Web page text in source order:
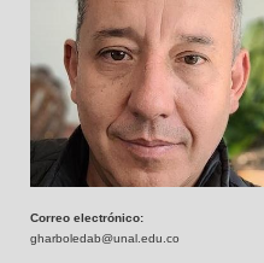
Correo electrónico:
gharboledab@unal.edu.co